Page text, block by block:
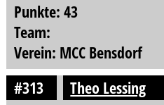
Punkte: 43
Team:
Verein: MCC Bensdorf
#313
Theo Lessing